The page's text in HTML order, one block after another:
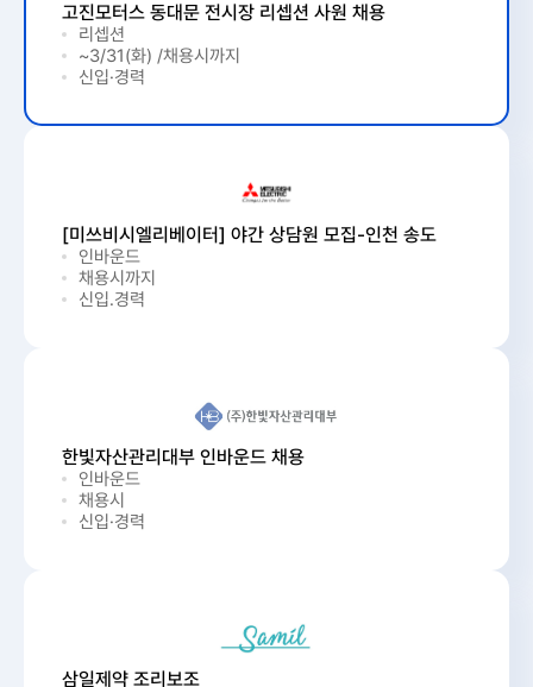
고진모터스 동대문 전시장 리셉션 사원 채용
리셉션
~3/31(화) /채용시까지
신입·경력
[미쓰비시엘리베이터] 야간 상담원 모집-인천 송도
인바운드
채용시까지
신입.경력
한빛자산관리대부 인바운드 채용
인바운드
채용시
신입·경력
삼일제약 조리보조